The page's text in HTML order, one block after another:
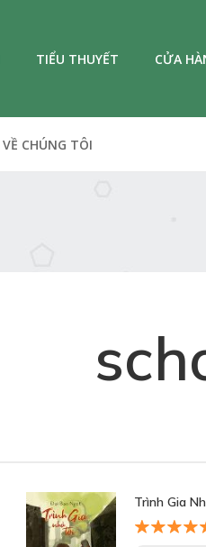
TIỂU THUYẾT CỬA
VỀ CHÚNG TÔI
Trình Gia